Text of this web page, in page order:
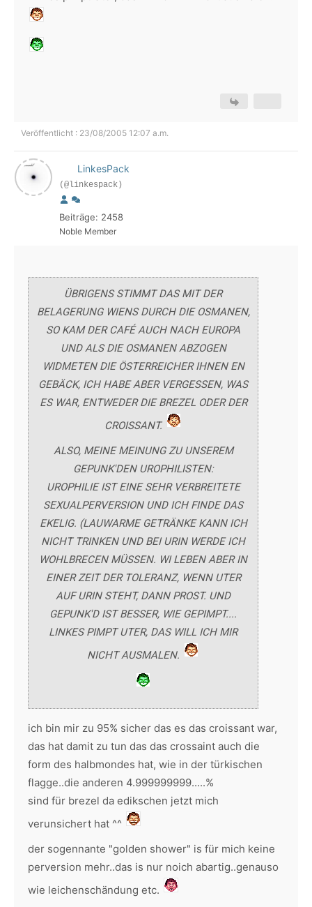
Veröffentlicht : 23/08/2005 12:07 a.m.
LinkesPack
(@linkespack)
Beiträge: 2458
Noble Member
ÜBRIGENS STIMMT DAS MIT DER
BELAGERUNG WIENS DURCH DIE OSMANEN,
SO KAM DER CAFÉ AUCH NACH EUROPA
UND ALS DIE OSMANEN ABZOGEN
WIDMETEN DIE ÖSTERREICHER IHNEN EN
GEBÄCK, ICH HABE ABER VERGESSEN, WAS
ES WAR, ENTWEDER DIE BREZEL ODER DER
CROISSANT.
ALSO, MEINE MEINUNG ZU UNSEREM
GEPUNK'DEN UROPHILISTEN:
UROPHILIE IST EINE SEHR VERBREITETE
SEXUALPERVERSION UND ICH FINDE DAS
EKELIG. (LAUWARME GETRÄNKE KANN ICH
NICHT TRINKEN UND BEI URIN WERDE ICH
WOHLBRECEN MÜSSEN. WI LEBEN ABER IN
EINER ZEIT DER TOLERANZ, WENN UTER
AUF URIN STEHT, DANN PROST. UND
GEPUNK'D IST BESSER, WIE GEPIMPT....
LINKES PIMPT UTER, DAS WILL ICH MIR
NICHT AUSMALEN.
ich bin mir zu 95% sicher das es das croissant war,
das hat damit zu tun das das crossaint auch die
form des halbmondes hat, wie in der türkischen
flagge..die anderen 4.999999999.....%
sind für brezel da edikschen jetzt mich
verunsichert hat ^^
der sogennante "golden shower" is für mich keine
perversion mehr..das is nur noich abartig..genauso
wie leichenschändung etc.